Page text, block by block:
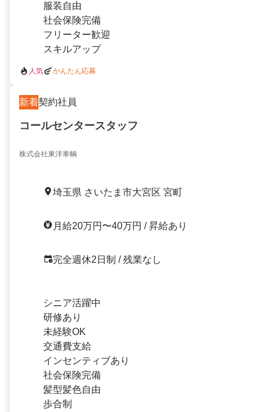
服装自由
社会保険完備
フリーター歓迎
スキルアップ
人気 かんたん応募
新着契約社員
コールセンタースタッフ
株式会社東洋車輌
埼玉県 さいたま市大宮区 宮町
月給20万円〜40万円 / 昇給あり
完全週休2日制 / 残業なし
シニア活躍中
研修あり
未経験OK
交通費支給
インセンティブあり
社会保険完備
髪型髪色自由
歩合制